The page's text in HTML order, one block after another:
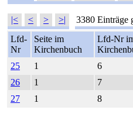
|< < > >| 3380 Einträge
Lfd-
Nr
Seite im
Kirchenbuch
Lfd-Nr
25
1 6
26
1 7
27
1 8